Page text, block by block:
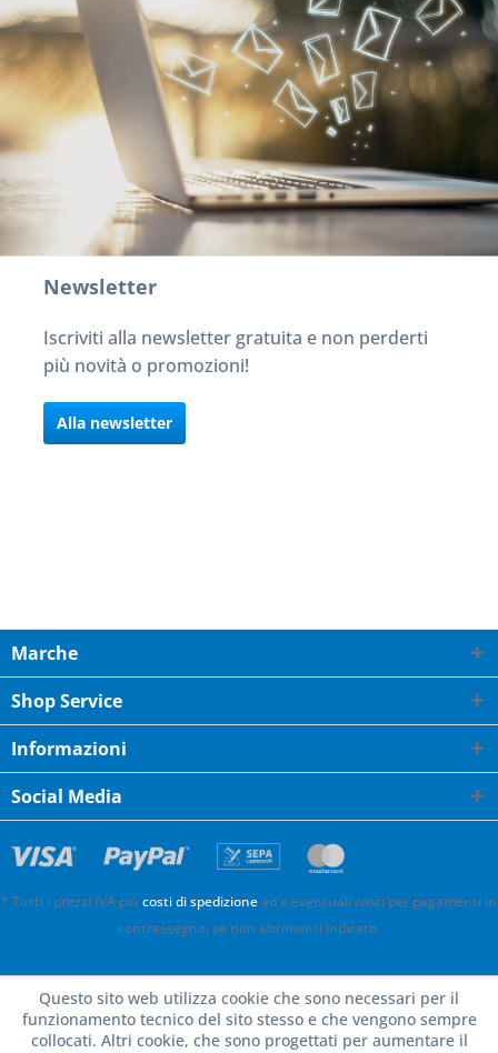
Newsletter
Iscriviti alla newsletter gratuita e non perderti
più novità o promozioni!
Alla newsletter
Marche
Shop Service
Informazioni
Social Media
* Tutti i prezzi IVA più costi di spedizioneed e eventuali costi per pagamenti in
contrassegno, se non altrimenti indicato.
Questo sito web utilizza cookie che sono necessari per il
funzionamento tecnico del sito stesso e che vengono sempre
collocati. Altri cookie, che sono progettati per aumentare il